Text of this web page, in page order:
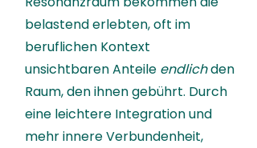
belastend erlebten, oft im
beruflichen Kontext
unsichtbaren Anteile endlichden
Raum, den ihnen gebührt. Durch
eine leichtere Integration und
mehr innere Verbundenheit,